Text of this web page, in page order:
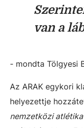
van a
- mondta Tölgyesi
Az ARAK egykori
helyezettje
nemzetközi